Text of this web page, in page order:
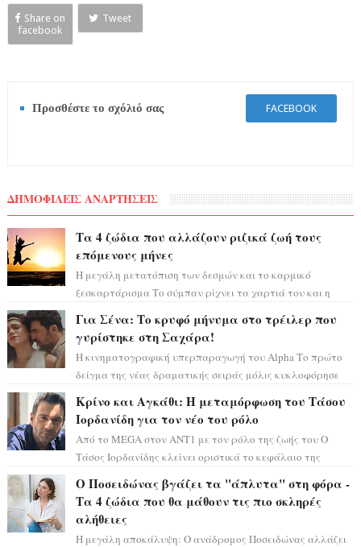
Share on
facebook
Tweet
Προσθέστε το σχόλιό σας FACEBOOK
ΔΗΜΟΦΙΛΕΙΣ ΑΝΑΡΤΗΣΕΙΣ
Τα 4 ζώδια που αλλάζουν ριζικά ζωή τους
επόμενους μήνες
Η μεγάλη μετατόπιση των δεσμών και το καρμικό
ξεσκαρτάρισμα Το σύμπαν ρίχνει τα χαρτιά του και η
Για Σένα: Το κρυφό μήνυμα στο τρέιλερ που
γυρίστηκε στη Σαχάρα!
Η κινηματογραφική υπερπαραγωγή του Alpha Το πρώτο
δείγμα της νέας δραματικής σειράς μόλις κυκλοφόρησε
Κρίνο και Αγκάθι: Η μεταμόρφωση του Τάσου
Ιορδανίδη για τον νέο του ρόλο
Από το MEGA στον ΑΝΤ1 με τον ρόλο της ζωής του Ο
Τάσος Ιορδανίδης κλείνει οριστικά το κεφάλαιο της
Ο Ποσειδώνας βγάζει τα "άπλυτα" στη φόρα -
Τα 4 ζώδια που θα μάθουν τις πιο σκληρές
αλήθειες
Η μεγάλη αποκάλυψη: Ο ανάδρομος Ποσειδώνας αλλάζει